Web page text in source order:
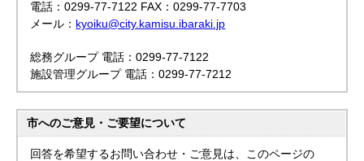
電話：0299-77-7122 FAX：0299-77-7703
メール： kyoiku@city.kamisu.ibaraki.jp
総務グループ 電話：0299-77-7122
施設管理グループ 電話：0299-77-7212
市へのご意見・ご要望について
回答を希望するお問い合わせ・ご意見は、このページの